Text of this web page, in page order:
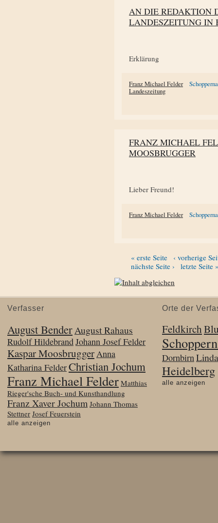
AN DIE REDAKTION
LANDESZEITUNG IN
Erklärung
Franz Michael Felder
Landeszeitung
FRANZ MICHAEL
MOOSBRUGGER
Lieber Freund!
Franz Michael Felder
« erste Seite
‹ vorherige
nächste Seite ›
letzte Seite
Verfasser
August BenderAugust Rahaus
Rudolf HildebrandJohann Josef Felder
Kaspar MoosbruggerAnna
Katharina FelderChristian Jochum
Franz Michael Felder Matthias
Rieger'sche Buch- und Kunsthandlung
Franz Xaver Jochum Johann Thomas
Stettner Josef Feuerstein
alle anzeigen
Orte der
Feldkirch
Dornbirn
Heidelberg
alle anzeigen